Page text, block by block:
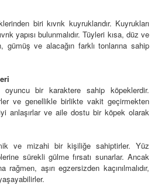
biri kıvrık kuyruklarıdır. Kuyrukları
yapısı bulunmalıdır. Tüyleri kısa, düz ve
gümüş ve alacağın farklı tonlarına sahip
bir karaktere sahip köpeklerdir.
ve genellikle birlikte vakit geçirmekten
anlaşırlar ve aile dostu bir köpek olarak
ve mizahi bir kişiliğe sahiptirler. Yüz
sürekli gülme fırsatı sunarlar. Ancak
aşırı egzersizden kaçınılmalıdır,